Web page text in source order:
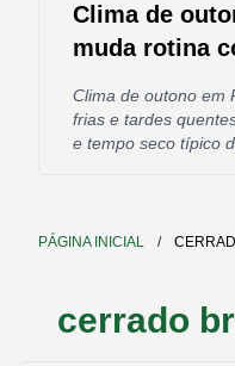
Clima de
muda rotina
Clima de outono em
frias e tardes
e tempo seco típico
PÁGINA INICIAL /
cerrado